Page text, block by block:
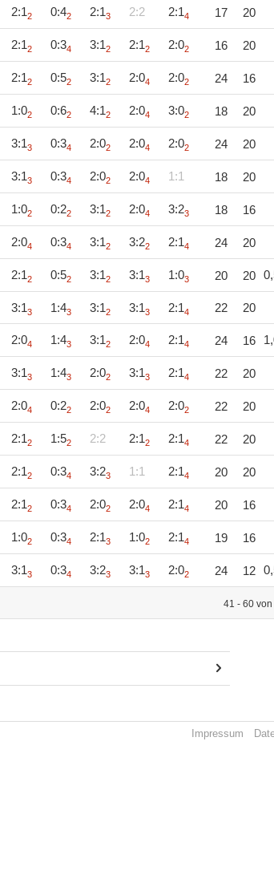
2:12 0:42 2:13 2:2 2:14 17 20
2:12 0:34 3:12 2:12 2:02 16 20
2:12 0:52 3:12 2:04 2:02 24 16
1:02 0:62 4:12 2:04 3:02 18 20
3:13 0:34 2:02 2:04 2:02 24 20
3:13 0:34 2:02 2:04 1:1 18 20
1:02 0:22 3:12 2:04 3:23 18 16
2:04 0:34 3:12 3:22 2:14 24 20
2:12 0:52 3:12 3:13 1:03 20 20
3:13 1:43 3:12 3:13 2:14 22 20
2:04 1:43 3:12 2:04 2:14 24 16
3:13 1:43 2:02 3:13 2:14 22 20
2:04 0:22 2:02 2:04 2:02 22 20
2:12 1:52 2:2 2:12 2:14 22 20
2:12 0:34 3:23 1:1 2:14 20 20
2:12 0:34 2:02 2:04 2:14 20 16
1:02 0:34 2:13 1:02 2:14 19 16
3:13 0:34 3:23 3:13 2:02 24 12
41 - 60 von
Impressum